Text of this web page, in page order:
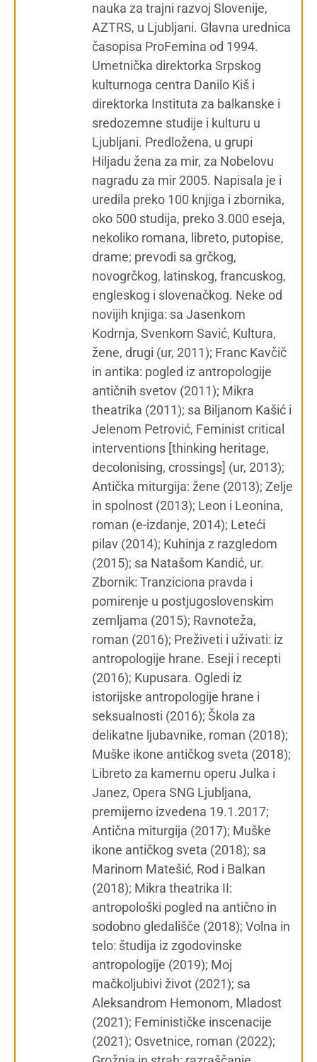
nauka za trajni razvoj Slovenije,
AZTRS, u Ljubljani. Glavna urednica
časopisa ProFemina od 1994.
Umetnička direktorka Srpskog
kulturnoga centra Danilo Kiš i
direktorka Instituta za balkanske i
sredozemne studije i kulturu u
Ljubljani. Predložena, u grupi
Hiljadu žena za mir, za Nobelovu
nagradu za mir 2005. Napisala je i
uredila preko 100 knjiga i zbornika,
oko 500 studija, preko 3.000 eseja,
nekoliko romana, libreto, putopise,
drame; prevodi sa grčkog,
novogrčkog, latinskog, francuskog,
engleskog i slovenačkog. Neke od
novijih knjiga: sa Jasenkom
Kodrnja, Svenkom Savić, Kultura,
žene, drugi (ur, 2011); Franc Kavčič
in antika: pogled iz antropologije
antičnih svetov (2011); Mikra
theatrika (2011); sa Biljanom Kašić i
Jelenom Petrović, Feminist critical
interventions [thinking heritage,
decolonising, crossings] (ur, 2013);
Antička miturgija: žene (2013); Zelje
in spolnost (2013); Leon i Leonina,
roman (e-izdanje, 2014); Leteći
pilav (2014); Kuhinja z razgledom
(2015); sa Natašom Kandić, ur.
Zbornik: Tranziciona pravda i
pomirenje u postjugoslovenskim
zemljama (2015); Ravnoteža,
roman (2016); Preživeti i uživati: iz
antropologije hrane. Eseji i recepti
(2016); Kupusara. Ogledi iz
istorijske antropologije hrane i
seksualnosti (2016); Škola za
delikatne ljubavnike, roman (2018);
Muške ikone antičkog sveta (2018);
Libreto za kamernu operu Julka i
Janez, Opera SNG Ljubljana,
premijerno izvedena 19.1.2017;
Antična miturgija (2017); Muške
ikone antičkog sveta (2018); sa
Marinom Matešić, Rod i Balkan
(2018); Mikra theatrika II:
antropološki pogled na antično in
sodobno gledališče (2018); Volna in
telo: študija iz zgodovinske
antropologije (2019); Moj
mačkoljubivi život (2021); sa
Aleksandrom Hemonom, Mladost
(2021); Feminističke inscenacije
(2021); Osvetnice, roman (2022);